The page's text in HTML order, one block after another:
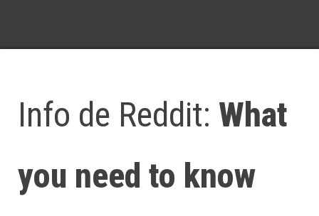
Info de Reddit: What
you need to know